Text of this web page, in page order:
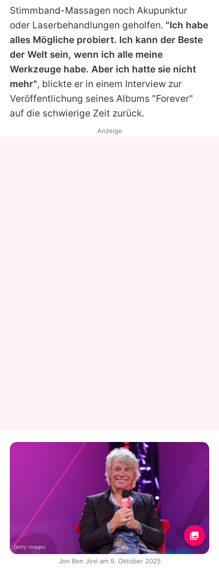
Stimmband-Massagen noch Akupunktur
oder Laserbehandlungen geholfen. "Ich habe
alles Mögliche probiert. Ich kann der Beste
der Welt sein, wenn ich alle meine
Werkzeuge habe. Aber ich hatte sie nicht
mehr", blickte er in einem Interview zur
Veröffentlichung seines Albums "Forever"
auf die schwierige Zeit zurück.
Anzeige
Getty Images
Jon Bon Jovi am 9. Oktober 2025